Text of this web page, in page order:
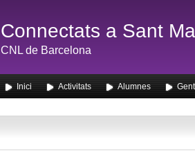
Connectats a Sant
CNL de Barcelona
Inici Activitats Alumnes